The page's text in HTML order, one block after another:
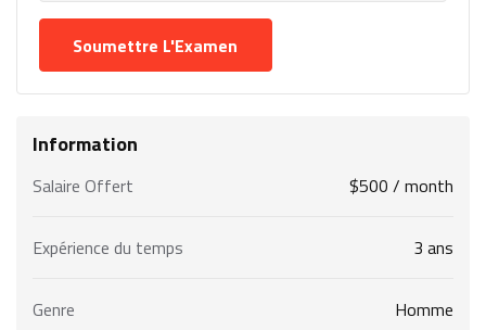
Information
Salaire Offert $500 / month
Expérience du temps 3 ans
Genre Homme